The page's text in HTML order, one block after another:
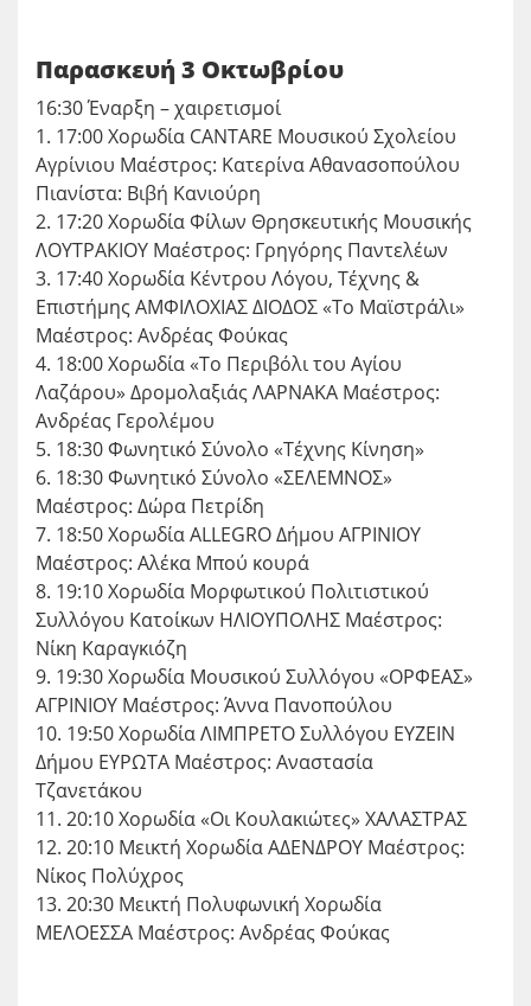
Παρασκευή 3 Οκτωβρίου
16:30 Έναρξη – χαιρετισμοί
1. 17:00 Χορωδία CANTARE Μουσικού Σχολείου
Αγρίνιου Μαέστρος: Κατερίνα Αθανασοπούλου
Πιανίστα: Βιβή Κανιούρη
2. 17:20 Χορωδία Φίλων Θρησκευτικής Μουσικής
ΛΟΥΤΡΑΚΙΟΥ Μαέστρος: Γρηγόρης Παντελέων
3. 17:40 Χορωδία Κέντρου Λόγου, Τέχνης &
Επιστήμης ΑΜΦΙΛΟΧΙΑΣ ΔΙΟΔΟΣ «Το Μαϊστράλι»
Μαέστρος: Ανδρέας Φούκας
4. 18:00 Χορωδία «Το Περιβόλι του Αγίου
Λαζάρου» Δρομολαξιάς ΛΑΡΝΑΚΑ Μαέστρος:
Ανδρέας Γερολέμου
5. 18:30 Φωνητικό Σύνολο «Τέχνης Κίνηση»
6. 18:30 Φωνητικό Σύνολο «ΣΕΛΕΜΝΟΣ»
Μαέστρος: Δώρα Πετρίδη
7. 18:50 Χορωδία ALLEGRO Δήμου ΑΓΡΙΝΙΟΥ
Μαέστρος: Αλέκα Μπού κουρά
8. 19:10 Χορωδία Μορφωτικού Πολιτιστικού
Συλλόγου Κατοίκων ΗΛΙΟΥΠΟΛΗΣ Μαέστρος:
Νίκη Καραγκιόζη
9. 19:30 Χορωδία Μουσικού Συλλόγου «ΟΡΦΕΑΣ»
ΑΓΡΙΝΙΟΥ Μαέστρος: Άννα Πανοπούλου
10. 19:50 Χορωδία ΛΙΜΠΡΕΤΟ Συλλόγου ΕΥΖΕΙΝ
Δήμου ΕΥΡΩΤΑ Μαέστρος: Αναστασία
Τζανετάκου
11. 20:10 Χορωδία «Οι Κουλακιώτες» ΧΑΛΑΣΤΡΑΣ
12. 20:10 Μεικτή Χορωδία ΑΔΕΝΔΡΟΥ Μαέστρος:
Νίκος Πολύχρος
13. 20:30 Μεικτή Πολυφωνική Χορωδία
ΜΕΛΟΕΣΣΑ Μαέστρος: Ανδρέας Φούκας